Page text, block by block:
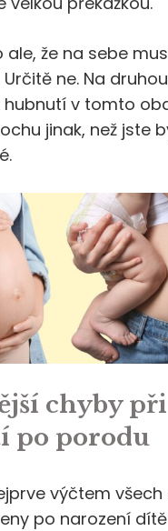
ale, že na sebe
ne. Na
hubnutí v tomto
jinak, než jste
chyby při
po porodu
výčtem všech
po narození